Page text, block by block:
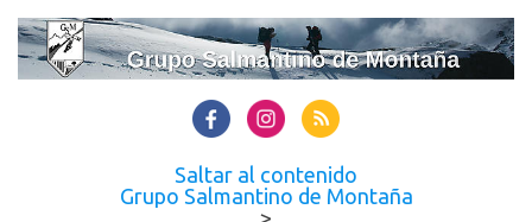
Saltar al contenido
Grupo Salmantino de Montaña